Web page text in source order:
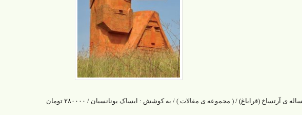
ی آرتساخ (قراباغ) / ( مجموعه ی مقالات ) / به کوشش : ایساک یونانسیان / ۲۸۰۰۰۰ تومان